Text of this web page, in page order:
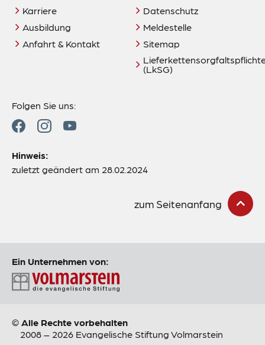
Karriere
Ausbildung
Anfahrt & Kontakt
Datenschutz
Meldestelle
Sitemap
(LkSG)
Folgen Sie uns:
Hinweis:
zuletzt geändert am 28.02.2024
zum Seitenanfang
© Alle Rechte vorbehalten
2008 – 2026 Evangelische Stiftung Volmarstein
Ein Unternehmen von: